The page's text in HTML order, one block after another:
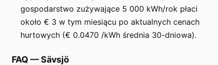
gospodarstwo zużywające 5 000 kWh/rok płaci
około € 3 w tym miesiącu po aktualnych cenach
hurtowych (€ 0.0470 /kWh średnia 30-dniowa).
FAQ —Sävsjö